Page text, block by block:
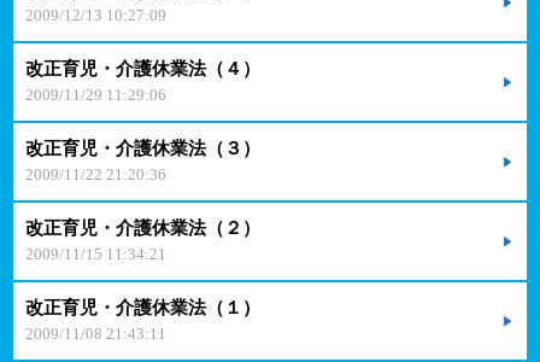
2009/12/13 10:27:09
改正育児・介護休業法（４）
2009/11/29 11:29:06
改正育児・介護休業法（３）
2009/11/22 21:20:36
改正育児・介護休業法（２）
2009/11/15 11:34:21
改正育児・介護休業法（１）
2009/11/08 21:43:11